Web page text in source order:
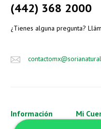
(442) 368 2000
¿Tienes alguna pregunta?
Información Mi